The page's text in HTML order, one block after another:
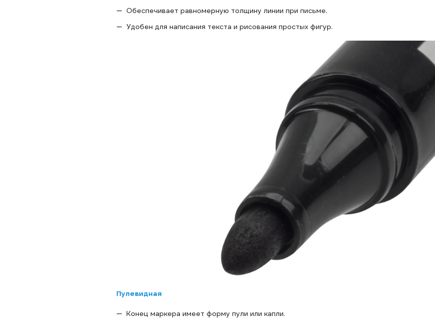
Обеспечивает равномерную толщину линии при письме.
Удобен для написания текста и рисования простых фигур.
Пулевидная
Конец маркера имеет форму пули или капли.